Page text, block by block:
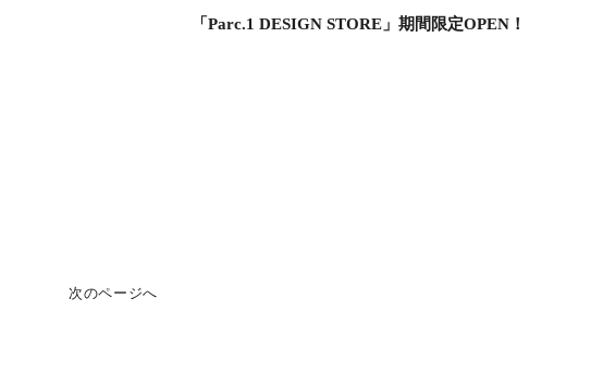
「Parc.1 DESIGN STORE」期間限定OPEN！
次のページへ